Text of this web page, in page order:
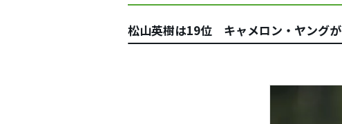
松山英樹は19位 キャメロン・ヤング